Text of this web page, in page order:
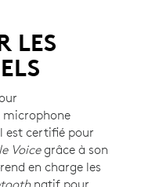
LES
est certifié pour
Voicegrâce à son
en charge les
natif pour